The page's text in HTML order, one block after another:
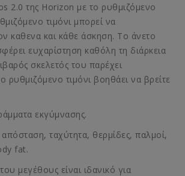
2.0 της Horizon με το ρυθμιζόμενο
τιμόνι μπορεί να
καθενα και κάθε άσκηση. Το άνετο
ευχαρίστηση καθόλη τη διάρκεια
σκελετός του παρέχει
ρυθμιζόμενο τιμόνι βοηθάει να βρείτε
εκγύμνασης.
απόσταση, ταχύτητα, θερμίδες, παλμοί,
fat.
μεγέθους είναι ιδανικό για